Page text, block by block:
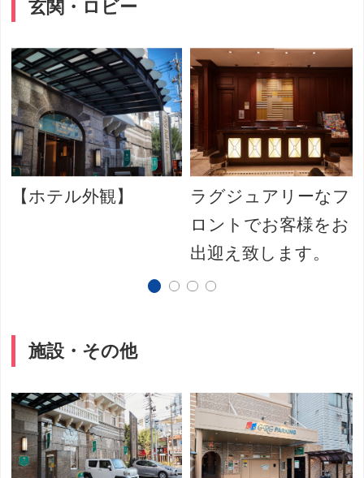
玄関・ロビー
【ホテル外観】
ラグジュアリーなフ
ロントでお客様をお
出迎え致します。
施設・その他